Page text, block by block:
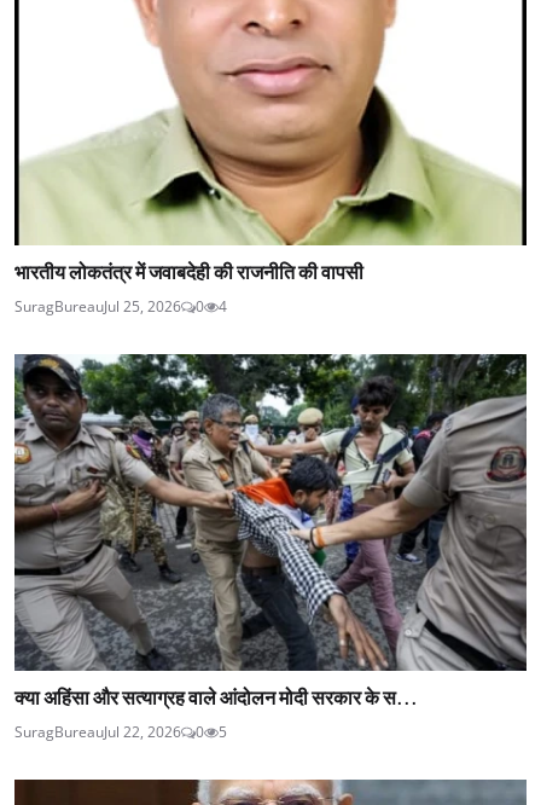
भारतीय लोकतंत्र में जवाबदेही की राजनीति की वापसी
SuragBureauJul 25, 2026 0 4
क्या अहिंसा और सत्याग्रह वाले आंदोलन मोदी सरकार के स...
SuragBureauJul 22, 2026 0 5